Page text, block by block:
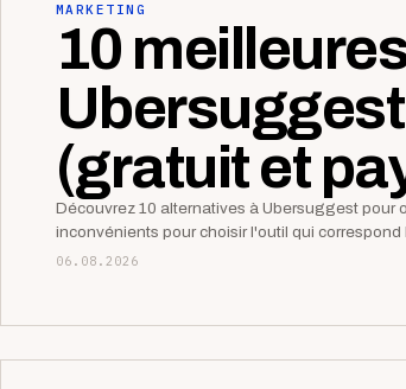
MARKETING
10
(gratuit et
Découvrez 10 alternatives à Ubersuggest pour
inconvénients pour choisir l'outil qui
06.08.2026